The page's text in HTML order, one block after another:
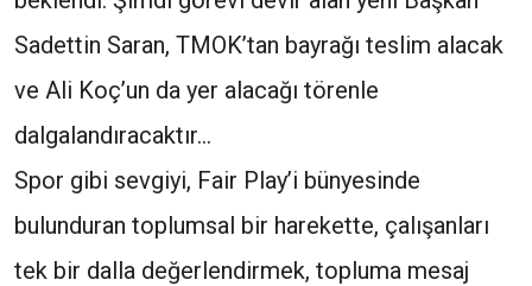
Sadettin Saran, TMOK’tan bayrağı teslim alacak
ve Ali Koç’un da yer alacağı törenle
dalgalandıracaktır…
Spor gibi sevgiyi, Fair Play’i bünyesinde
bulunduran toplumsal bir harekette, çalışanları
tek bir dalla değerlendirmek, topluma mesaj